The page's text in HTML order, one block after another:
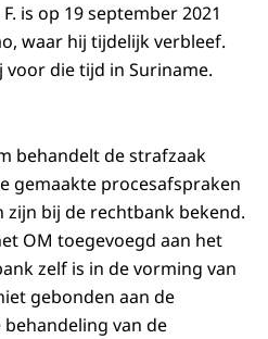
is op 19 september 2021
waar hij tijdelijk verbleef.
die tijd in Suriname.
behandelt de strafzaak
gemaakte procesafspraken
zijn bij de rechtbank bekend.
OM toegevoegd aan het
zelf is in de vorming van
gebonden aan de
van de